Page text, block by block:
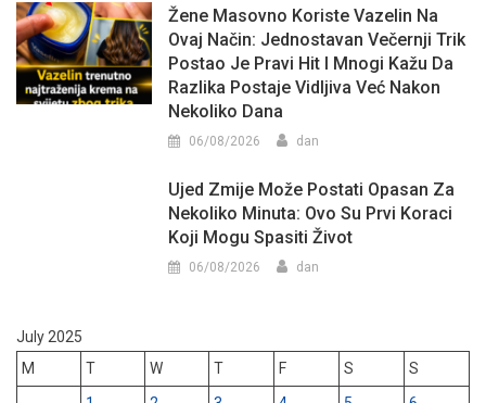
Žene Masovno Koriste Vazelin Na
Ovaj Način: Jednostavan Večernji Trik
Postao Je Pravi Hit I Mnogi Kažu Da
Razlika Postaje Vidljiva Već Nakon
Nekoliko Dana
06/08/2026 dan
Ujed Zmije Može Postati Opasan Za
Nekoliko Minuta: Ovo Su Prvi Koraci
Koji Mogu Spasiti Život
06/08/2026 dan
July 2025
M
T W T F S
S